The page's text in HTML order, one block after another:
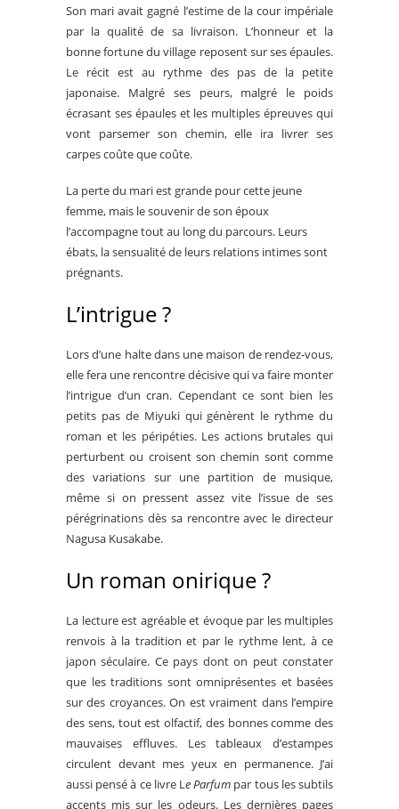
Son mari avait gagné l’estime de la cour impériale
par la qualité de sa livraison. L’honneur et la
bonne fortune du village reposent sur ses épaules.
Le récit est au rythme des pas de la petite
japonaise. Malgré ses peurs, malgré le poids
écrasant ses épaules et les multiples épreuves qui
vont parsemer son chemin, elle ira livrer ses
carpes coûte que coûte.
La perte du mari est grande pour cette jeune
femme, mais le souvenir de son époux
l’accompagne tout au long du parcours. Leurs
ébats, la sensualité de leurs relations intimes sont
prégnants.
L’intrigue ?
Lors d’une halte dans une maison de rendez-vous,
elle fera une rencontre décisive qui va faire monter
l’intrigue d’un cran. Cependant ce sont bien les
petits pas de Miyuki qui génèrent le rythme du
roman et les péripéties. Les actions brutales qui
perturbent ou croisent son chemin sont comme
des variations sur une partition de musique,
même si on pressent assez vite l’issue de ses
pérégrinations dès sa rencontre avec le directeur
Nagusa Kusakabe.
Un roman onirique ?
La lecture est agréable et évoque par les multiples
renvois à la tradition et par le rythme lent, à ce
japon séculaire. Ce pays dont on peut constater
que les traditions sont omniprésentes et basées
sur des croyances. On est vraiment dans l’empire
des sens, tout est olfactif, des bonnes comme des
mauvaises effluves. Les tableaux d’estampes
circulent devant mes yeux en permanence. J’ai
aussi pensé à ce livre Le Parfum par tous les subtils
accents mis sur les odeurs. Les dernières pages